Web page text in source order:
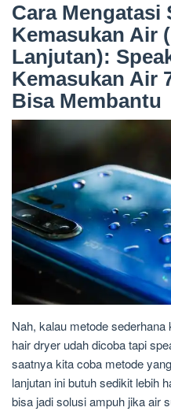
Cara Mengatasi
Kemasukan Air
Lanjutan):
Kemasukan Air
Bisa Membantu
Nah, kalau metode
hair dryer udah dicoba tapi
saatnya kita coba metode
lanjutan ini butuh sedikit lebih
bisa jadi solusi ampuh jika air